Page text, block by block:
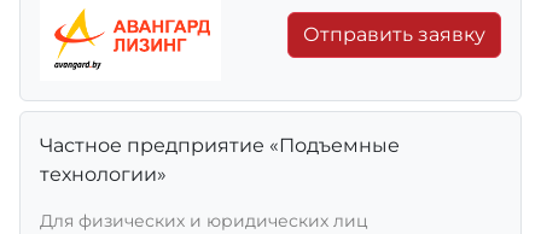
Отправить заявку
Частное предприятие «Подъемные
технологии»
Для физических и юридических лиц